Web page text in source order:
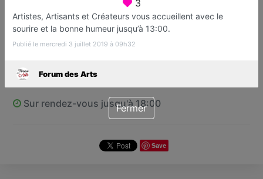
Association d’artistes créateurs
Fréjus
Sur rendez-vous jusqu'à 18:00
Save
3
Artistes, Artisants et Créateurs vous accueillent avec le
sourire et la bonne humeur jusqu’à 13:00.
Publié le mercredi 3 juillet 2019 à 09h32
Forum des Arts
Fermer